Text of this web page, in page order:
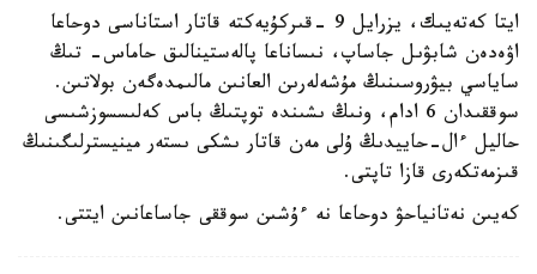
ايتا كەتەيىك، يزرايل 9 -قىركۇيەكتە قاتار استاناسى دوحاعا
اۋەدەن شابۋىل جاساپ، نىساناعا پالەستينالىق حاماس- تىڭ
ساياسي بيۋروسىنىڭ مۇشەلەرىن العانىن مالىمدەگەن بولاتىن.
سوققىدان 6 ادام، ونىڭ ىشىندە توپتىڭ باس كەلىسسوزشىسى
حاليل ءال-حاييدىڭ ۇلى مەن قاتار ىشكى ىستەر مينيسترلىگىنىڭ
قىزمەتكەرى قازا تاپتى.
كەيىن نەتانياحۋ دوحاعا نە ءۇشىن سوققى جاساعانىن ايتتى.